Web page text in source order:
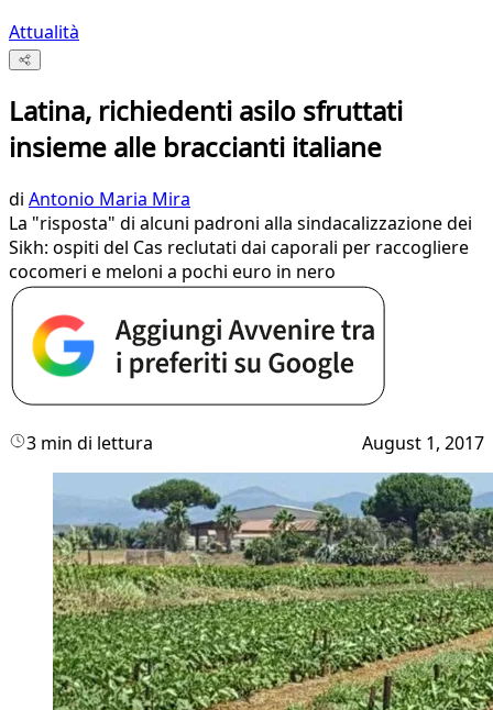
Attualità
Latina, richiedenti asilo sfruttati
insieme alle braccianti italiane
di Antonio Maria Mira
La "risposta" di alcuni padroni alla sindacalizzazione dei
Sikh: ospiti del Cas reclutati dai caporali per raccogliere
cocomeri e meloni a pochi euro in nero
3 min di lettura August 1, 2017